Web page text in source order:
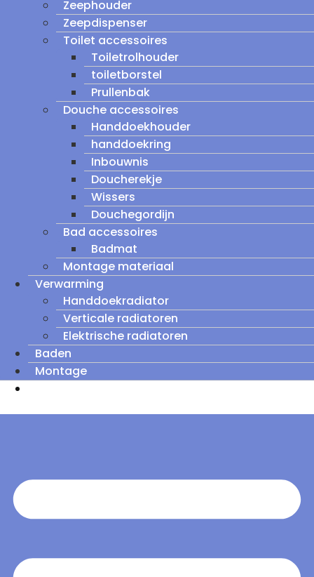
Zeephouder
Zeepdispenser
Toilet accessoires
Toiletrolhouder
toiletborstel
Prullenbak
Douche accessoires
Handdoekhouder
handdoekring
Inbouwnis
Doucherekje
Wissers
Douchegordijn
Bad accessoires
Badmat
Montage materiaal
Verwarming
Handdoekradiator
Verticale radiatoren
Elektrische radiatoren
Baden
Montage